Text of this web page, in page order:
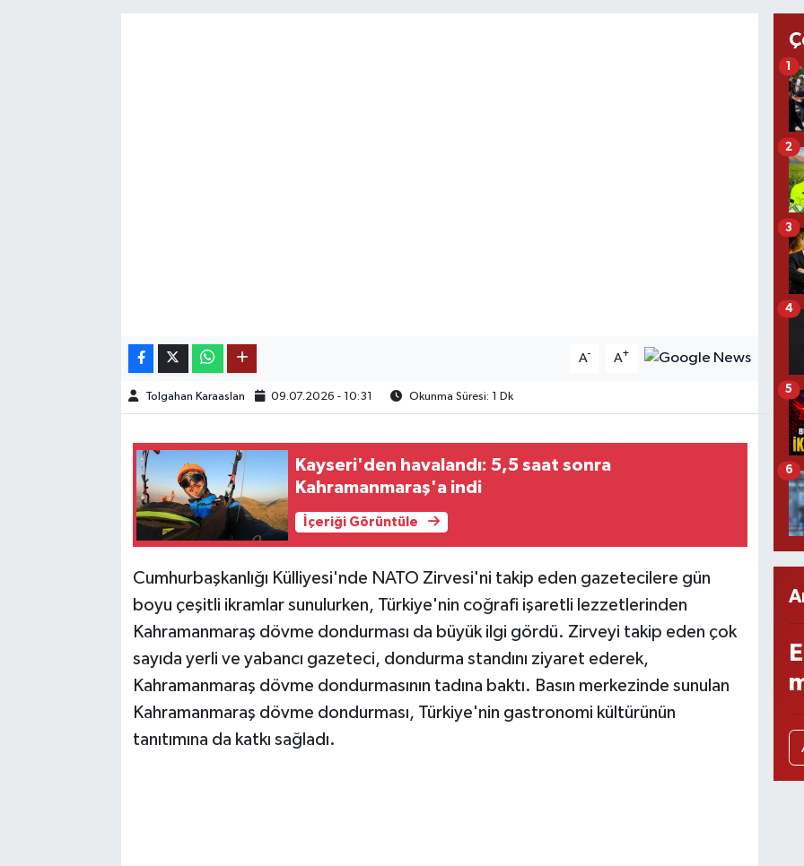
A- A+
Tolgahan Karaaslan 09.07.2026 - 10:31 Okunma Süresi: 1 Dk
Kayseri'den havalandı: 5,5 saat sonra
Kahramanmaraş'a indi
İçeriği Görüntüle
Cumhurbaşkanlığı Külliyesi'nde NATO Zirvesi'ni takip eden gazetecilere gün
boyu çeşitli ikramlar sunulurken, Türkiye'nin coğrafi işaretli lezzetlerinden
Kahramanmaraş dövme dondurması da büyük ilgi gördü. Zirveyi takip eden çok
sayıda yerli ve yabancı gazeteci, dondurma standını ziyaret ederek,
Kahramanmaraş dövme dondurmasının tadına baktı. Basın merkezinde sunulan
Kahramanmaraş dövme dondurması, Türkiye'nin gastronomi kültürünün
tanıtımına da katkı sağladı.
1
2
3
4
5
6
OTOMOTİV